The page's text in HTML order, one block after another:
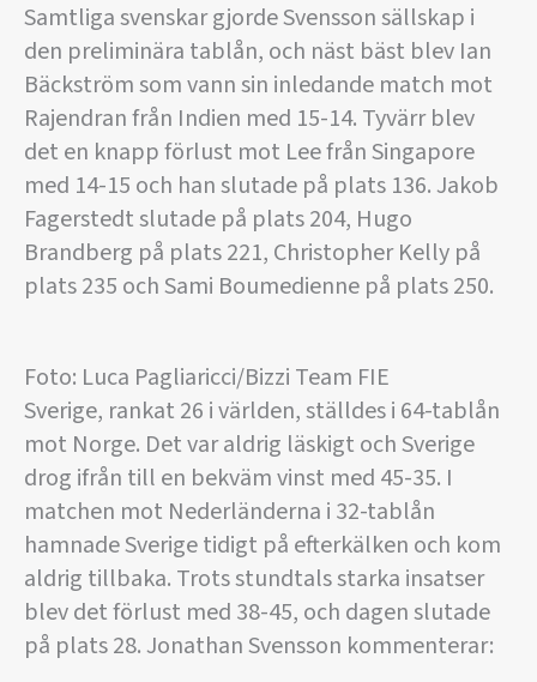
FIE
FIE
Samtliga svenskar gjorde Svensson sällskap i
den preliminära tablån, och näst bäst blev Ian
Bäckström som vann sin inledande match mot
Rajendran från Indien med 15-14. Tyvärr blev
det en knapp förlust mot Lee från Singapore
med 14-15 och han slutade på plats 136. Jakob
Fagerstedt slutade på plats 204, Hugo
Brandberg på plats 221, Christopher Kelly på
plats 235 och Sami Boumedienne på plats 250.
Foto: Luca Pagliaricci/Bizzi Team FIE
Sverige, rankat 26 i världen, ställdes i 64-tablån
mot Norge. Det var aldrig läskigt och Sverige
drog ifrån till en bekväm vinst med 45-35. I
matchen mot Nederländerna i 32-tablån
hamnade Sverige tidigt på efterkälken och kom
aldrig tillbaka. Trots stundtals starka insatser
blev det förlust med 38-45, och dagen slutade
på plats 28. Jonathan Svensson kommenterar: